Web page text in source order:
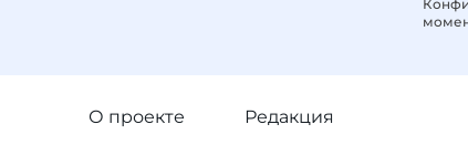
О проекте
Редакция